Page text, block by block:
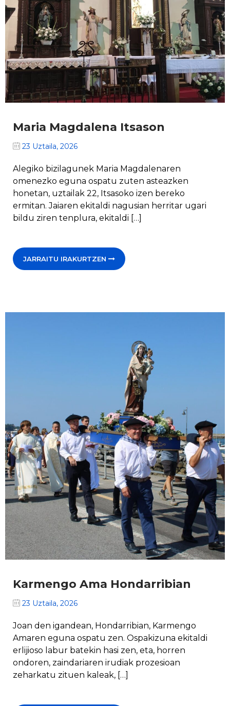
Maria Magdalena Itsason
23 Uztaila, 2026
Alegiko bizilagunek Maria Magdalenaren
omenezko eguna ospatu zuten asteazken
honetan, uztailak 22, Itsasoko izen bereko
ermitan. Jaiaren ekitaldi nagusian herritar ugari
bildu ziren tenplura, ekitaldi […]
JARRAITU IRAKURTZEN
Karmengo Ama Hondarribian
23 Uztaila, 2026
Joan den igandean, Hondarribian, Karmengo
Amaren eguna ospatu zen. Ospakizuna ekitaldi
erlijioso labur batekin hasi zen, eta, horren
ondoren, zaindariaren irudiak prozesioan
zeharkatu zituen kaleak, […]